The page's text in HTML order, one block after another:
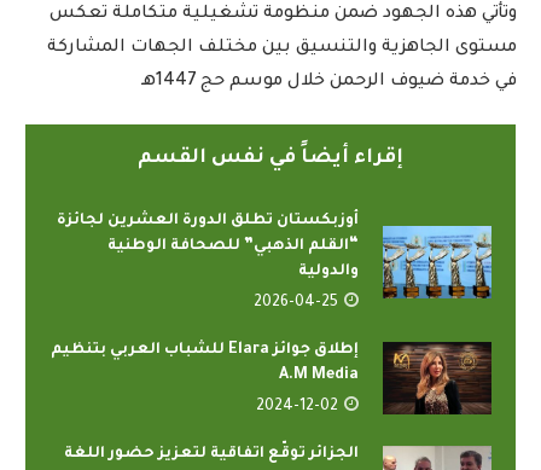
وتأتي هذه الجهود ضمن منظومة تشغيلية متكاملة تعكس
مستوى الجاهزية والتنسيق بين مختلف الجهات المشاركة
في خدمة ضيوف الرحمن خلال موسم حج 1447هـ
إقراء أيضاً في نفس القسم
أوزبكستان تطلق الدورة العشرين لجائزة
“القلم الذهبي” للصحافة الوطنية
والدولية
2026-04-25
إطلاق جوائز Elara للشباب العربي بتنظيم
A.M Media
2024-12-02
الجزائر توقّع اتفاقية لتعزيز حضور اللغة